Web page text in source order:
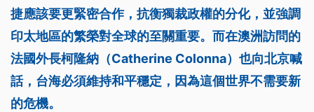
捷應該要更緊密合作，抗衡獨裁政權的分化，並強調
印太地區的繁榮對全球的至關重要。而在澳洲訪問的
法國外長柯隆納（Catherine Colonna）也向北京喊
話，台海必須維持和平穩定，因為這個世界不需要新
的危機。